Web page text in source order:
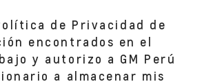
- SURCO
Nro 948, Santa Teresa
de Privacidad de
encontrados en el
y autorizo a GM Perú
a almacenar mis